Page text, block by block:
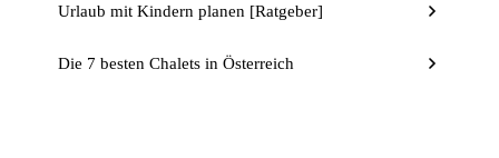
Urlaub mit Kindern planen [Ratgeber]
Die 7 besten Chalets in Österreich